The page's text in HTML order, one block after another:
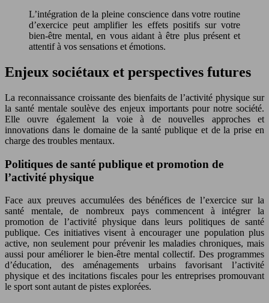
L’intégration de la pleine conscience dans votre routine
d’exercice peut amplifier les effets positifs sur votre
bien-être mental, en vous aidant à être plus présent et
attentif à vos sensations et émotions.
Enjeux sociétaux et perspectives futures
La reconnaissance croissante des bienfaits de l’activité physique sur
la santé mentale soulève des enjeux importants pour notre société.
Elle ouvre également la voie à de nouvelles approches et
innovations dans le domaine de la santé publique et de la prise en
charge des troubles mentaux.
Politiques de santé publique et promotion de
l’activité physique
Face aux preuves accumulées des bénéfices de l’exercice sur la
santé mentale, de nombreux pays commencent à intégrer la
promotion de l’activité physique dans leurs politiques de santé
publique. Ces initiatives visent à encourager une population plus
active, non seulement pour prévenir les maladies chroniques, mais
aussi pour améliorer le bien-être mental collectif. Des programmes
d’éducation, des aménagements urbains favorisant l’activité
physique et des incitations fiscales pour les entreprises promouvant
le sport sont autant de pistes explorées.